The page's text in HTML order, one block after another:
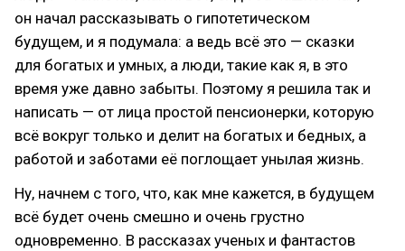
он начал рассказывать о гипотетическом
будущем, и я подумала: а ведь всё это — сказки
для богатых и умных, а люди, такие как я, в это
время уже давно забыты. Поэтому я решила так и
написать — от лица простой пенсионерки, которую
всё вокруг только и делит на богатых и бедных, а
работой и заботами её поглощает унылая жизнь.
Ну, начнем с того, что, как мне кажется, в будущем
всё будет очень смешно и очень грустно
одновременно. В рассказах ученых и фантастов